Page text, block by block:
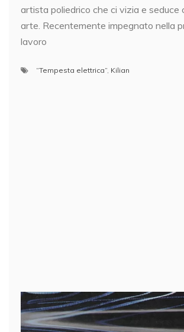
artista poliedrico che ci vizia e seduce
arte. Recentemente impegnato nella
lavoro
“Tempesta elettrica” Kilian